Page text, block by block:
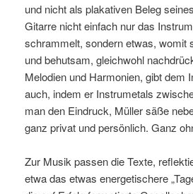
und nicht als plakativen Beleg
Gitarre nicht einfach nur das
schrammelt, sondern etwas, womit
und behutsam, gleichwohl
Melodien und Harmonien, gibt dem
auch, indem er Instrumetals
man den Eindruck, Müller säße
ganz privat und persönlich. Ganz
Zur Musik passen die Texte,
etwa das etwas energetischere